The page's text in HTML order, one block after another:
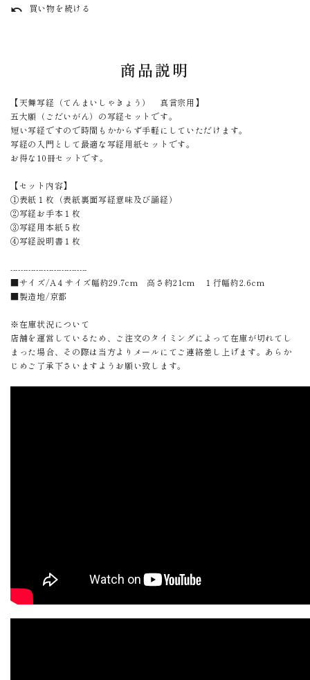
undo 買い物を続ける
商品説明
【天舞写経（てんまいしゃきょう） 真言宗用】
五大願（ごだいがん）の写経セットです。
短い写経ですので時間もかからず手軽にしていただけます。
写経の入門として最適な写経用紙セットです。
お得な10冊セットです。
【セット内容】
①表紙１枚（表紙裏面写経意味及び誦経）
②写経お手本１枚
③写経用本紙５枚
④写経説明書１枚
------------------------------
■サイズ/A４サイズ幅約29.7cm 高さ約21cm １行幅約2.6cm
■製造地/京都
※在庫状況について
店舗を運営しているため、ご注文のタイミングによって在庫が切れてし
まった場合、その際は当方よりメールにてご連絡差し上げます。あらか
じめご了承下さいますようお願い致します。